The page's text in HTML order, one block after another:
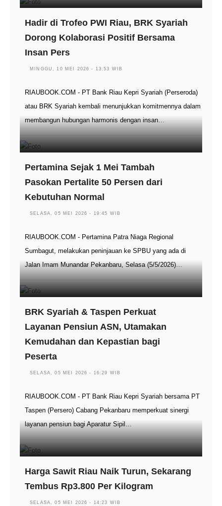
Hadir di Trofeo PWI Riau, BRK Syariah
Dorong Kolaborasi Positif Bersama
Insan Pers
MINGGU, 10 MEI 2026 - 13:53 WIB
RIAUBOOK.COM - PT Bank Riau Kepri Syariah (Perseroda)
atau BRK Syariah kembali menunjukkan komitmennya dalam
membangun hubungan harmonis dengan insan…
Pertamina Sejak 1 Mei Tambah
Pasokan Pertalite 50 Persen dari
Kebutuhan Normal
SELASA, 05 MEI 2026 - 19:45 WIB
RIAUBOOK.COM - Pertamina Patra Niaga Regional
Sumbagut, melakukan peninjauan ke SPBU yang ada di
Jalan Imam Munandar Pekanbaru, Selasa (5/5/2026)…
BRK Syariah & Taspen Perkuat
Layanan Pensiun ASN, Utamakan
Kemudahan dan Kepastian bagi
Peserta
SELASA, 05 MEI 2026 - 16:29 WIB
RIAUBOOK.COM - PT Bank Riau Kepri Syariah bersama PT
Taspen (Persero) Cabang Pekanbaru memperkuat sinergi
layanan pensiun bagi Aparatur Sipil…
Harga Sawit Riau Naik Turun, Sekarang
Tembus Rp3.800 Per Kilogram
SELASA, 05 MEI 2026 - 14:23 WIB